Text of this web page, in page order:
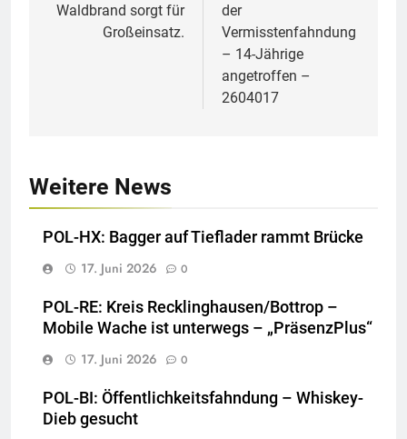
Waldbrand sorgt für
Großeinsatz.
der
Vermisstenfahndung
– 14-Jährige
angetroffen –
2604017
Weitere News
POL-HX: Bagger auf Tieflader rammt Brücke
17. Juni 2026
0
POL-RE: Kreis Recklinghausen/Bottrop –
Mobile Wache ist unterwegs – „PräsenzPlus“
17. Juni 2026
0
POL-BI: Öffentlichkeitsfahndung – Whiskey-
Dieb gesucht